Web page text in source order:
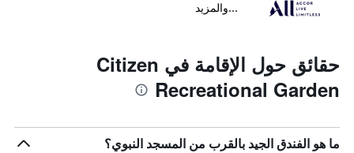
...والمزيد
حقائق حول الإقامة في Citizen
Recreational Garden
ما هو الفندق الجيد بالقرب من المسجد النبوي؟